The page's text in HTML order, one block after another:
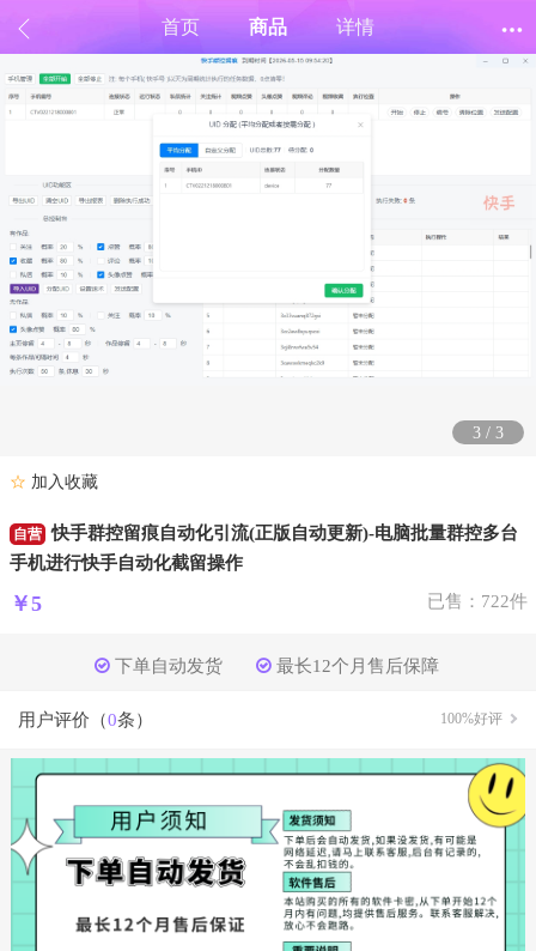
首页 商品 详情
3 / 3
☆ 加入收藏
自营 快手群控留痕自动化引流(正版自动更新)-电脑批量群控多台
手机进行快手自动化截留操作
￥5 已售：722件
下单自动发货 最长12个月售后保障
用户评价（0条） 100%好评